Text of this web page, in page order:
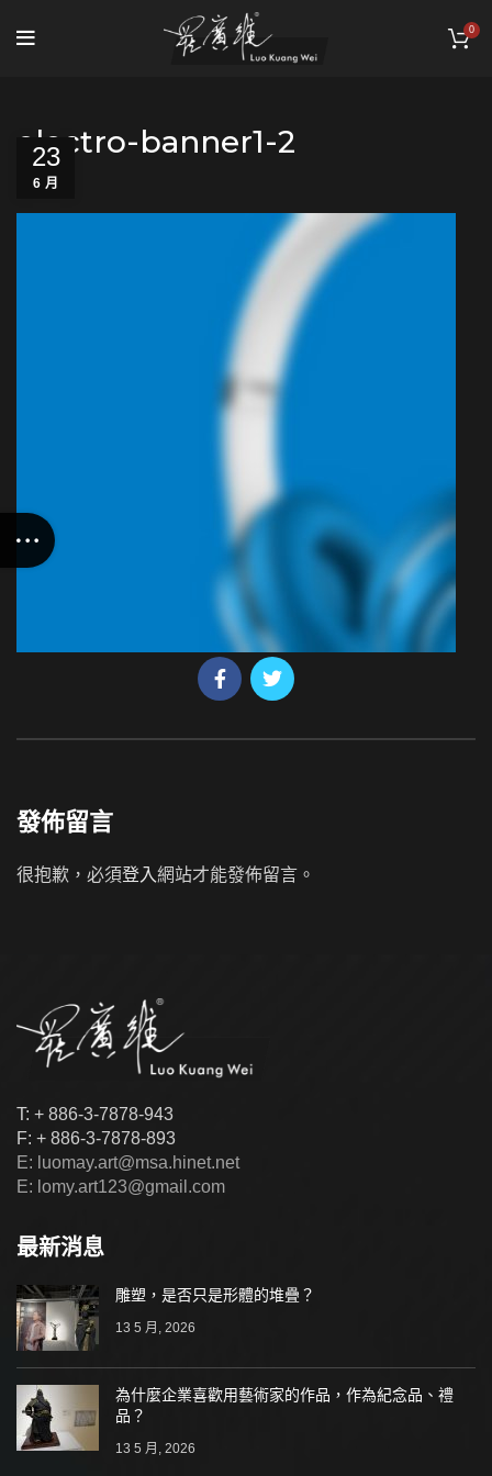
0
electro-banner1-2
23
6 月
發佈留言
很抱歉，必須登入網站才能發佈留言。
T: + 886-3-7878-943
F: + 886-3-7878-893
E: luomay.art@msa.hinet.net
E: lomy.art123@gmail.com
最新消息
雕塑，是否只是形體的堆疊？
13 5 月, 2026
為什麼企業喜歡用藝術家的作品，作為紀念品、禮
品？
13 5 月, 2026